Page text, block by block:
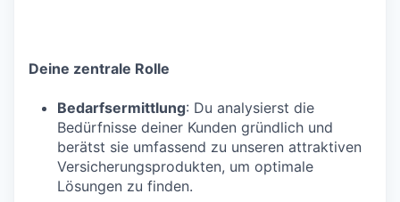
Deine zentrale Rolle
Bedarfsermittlung: Du analysierst die
Bedürfnisse deiner Kunden gründlich und
berätst sie umfassend zu unseren attraktiven
Versicherungsprodukten, um optimale
Lösungen zu finden.